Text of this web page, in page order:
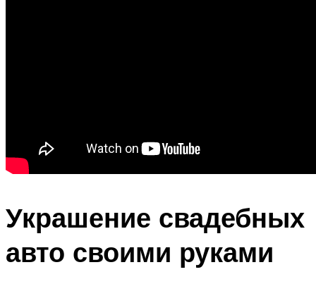
Украшение свадебных
авто своими руками